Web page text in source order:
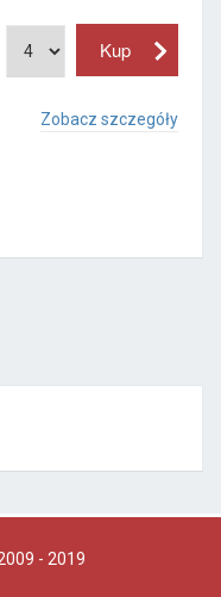
Zobacz szczegóły
- 2019